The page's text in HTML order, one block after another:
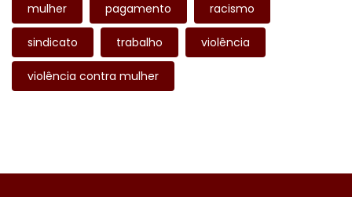
mulher pagamento racismo
sindicato trabalho violência
violência contra mulher